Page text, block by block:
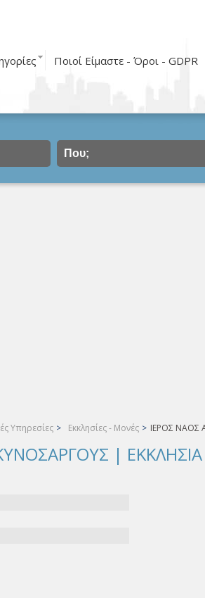
Ποιοί Είμαστε - Όροι - GDPR
Υπηρεσίες > Εκκλησίες - Μονές > ΙΕΡΟΣ ΝΑΟΣ
|